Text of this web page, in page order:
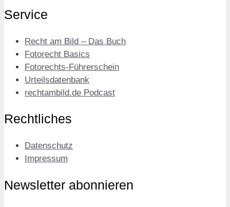
Service
Recht am Bild – Das Buch
Fotorecht Basics
Fotorechts-Führerschein
Urteilsdatenbank
rechtambild.de Podcast
Rechtliches
Datenschutz
Impressum
Newsletter abonnieren